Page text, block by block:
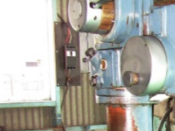
キーワード検索